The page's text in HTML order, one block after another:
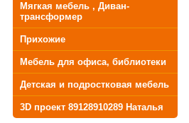
Мягкая мебель , Диван-
трансформер
Прихожие
Мебель для офиса, библиотеки
Детская и подростковая мебель
3D проект 89128910289 Наталья